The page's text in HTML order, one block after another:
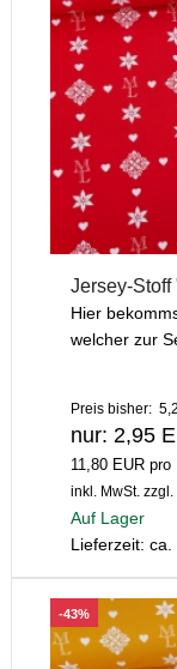
Jersey-Stoff
Hier
welcher zur
Preis bisher:
nur: 2,95
11,80 EUR pro
inkl. MwSt. zzgl.
Auf Lager
Lieferzeit: ca.
-43%